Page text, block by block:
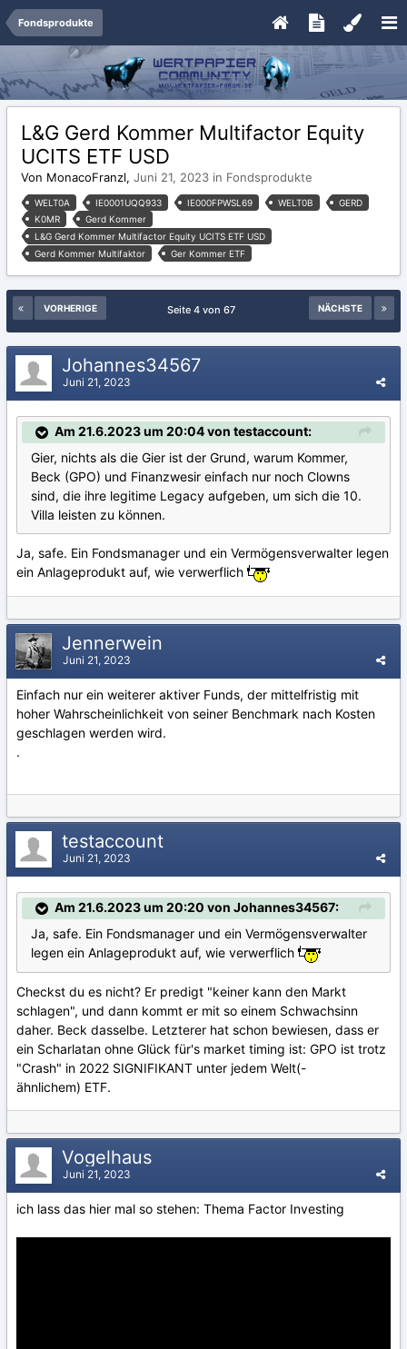
Fondsprodukte
L&G Gerd Kommer Multifactor Equity
UCITS ETF USD
Von MonacoFranzl, Juni 21, 2023 in Fondsprodukte
WELT0A IE0001UQQ933 IE000FPWSL69 WELT0B
GERD
K0MR
Gerd Kommer
L&G Gerd Kommer Multifactor Equity UCITS ETF USD
Gerd Kommer Multifaktor
Ger Kommer ETF
VORHERIGE NÄCHSTE
Seite 4 von 67
Johannes34567
Juni 21, 2023
Am 21.6.2023 um 20:04 von testaccount:
Gier, nichts als die Gier ist der Grund, warum Kommer,
Beck (GPO) und Finanzwesir einfach nur noch Clowns
sind, die ihre legitime Legacy aufgeben, um sich die 10.
Villa leisten zu können.
Ja, safe. Ein Fondsmanager und ein Vermögensverwalter legen
ein Anlageprodukt auf, wie verwerflich
Jennerwein
Juni 21, 2023
Einfach nur ein weiterer aktiver Funds, der mittelfristig mit
hoher Wahrscheinlichkeit von seiner Benchmark nach Kosten
geschlagen werden wird.
.
testaccount
Juni 21, 2023
Am 21.6.2023 um 20:20 von Johannes34567:
Ja, safe. Ein Fondsmanager und ein Vermögensverwalter
legen ein Anlageprodukt auf, wie verwerflich
Checkst du es nicht? Er predigt "keiner kann den Markt
schlagen", und dann kommt er mit so einem Schwachsinn
daher. Beck dasselbe. Letzterer hat schon bewiesen, dass er
ein Scharlatan ohne Glück für's market timing ist: GPO ist trotz
"Crash" in 2022 SIGNIFIKANT unter jedem Welt(-
ähnlichem) ETF.
Vogelhaus
Juni 21, 2023
ich lass das hier mal so stehen: Thema Factor Investing